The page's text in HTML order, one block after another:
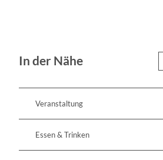
In der Nähe
Veranstaltung
Essen & Trinken